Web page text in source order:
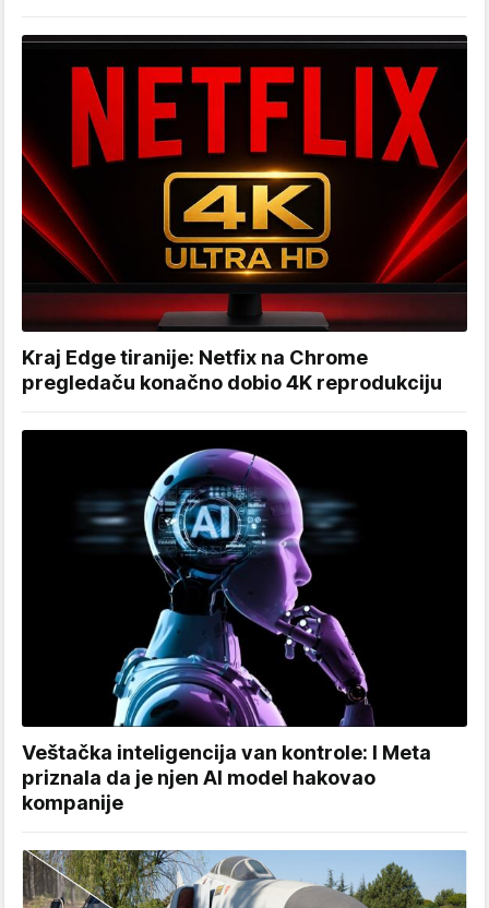
Kraj Edge tiranije: Netfix na Chrome
pregledaču konačno dobio 4K reprodukciju
Veštačka inteligencija van kontrole: I Meta
priznala da je njen AI model hakovao
kompanije